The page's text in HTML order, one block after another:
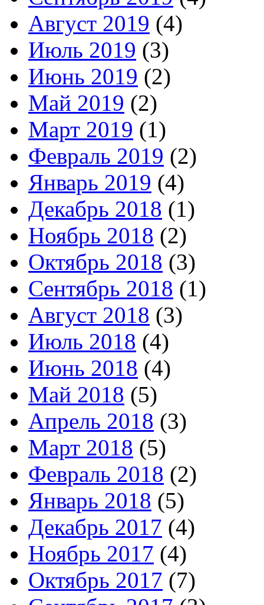
Август 2019 (4)
Июль 2019 (3)
Июнь 2019 (2)
Май 2019 (2)
Март 2019 (1)
Февраль 2019 (2)
Январь 2019 (4)
Декабрь 2018 (1)
Ноябрь 2018 (2)
Октябрь 2018 (3)
Сентябрь 2018 (1)
Август 2018 (3)
Июль 2018 (4)
Июнь 2018 (4)
Май 2018 (5)
Апрель 2018 (3)
Март 2018 (5)
Февраль 2018 (2)
Январь 2018 (5)
Декабрь 2017 (4)
Ноябрь 2017 (4)
Октябрь 2017 (7)